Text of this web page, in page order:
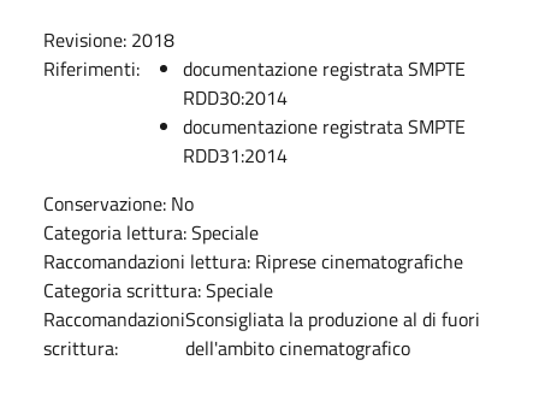
Revisione: 2018
Riferimenti:
documentazione registrata SMPTE
RDD30:2014
documentazione registrata SMPTE
RDD31:2014
Conservazione: No
Categoria lettura:Speciale
Raccomandazioni lettura: Riprese cinematografiche
Categoria scrittura:Speciale
Raccomandazioni
scrittura:
Sconsigliata la produzione al di fuori
dell'ambito cinematografico